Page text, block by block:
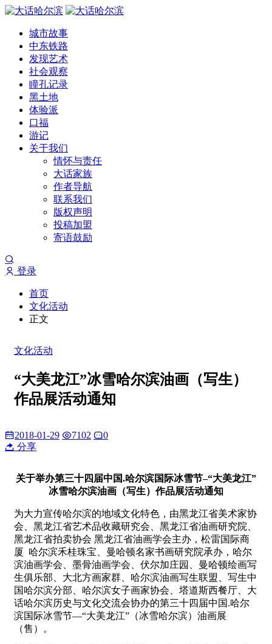
城市故事
中东铁路
发现艺术
社会观察
瞳孔记录
黑土地
体验派
口福
游记
关于我们
情怀与责任
大话家族
作者导航
联系我们
版权声明
投稿加盟
寄语鼓励
登录
首页
文化活动
正文
文化活动
“大美龙江”冰雪哈尔滨油画（写生）
作品展活动通知
2018-01-29 7102
0
分享
关于举办第三十四届中国.哈尔滨国际冰雪节–“大美龙江”
冰雪哈尔滨油画（写生）作品展活动通知
为大力宣传哈尔滨的地域文化特色，由黑龙江省美术家协
会、黑龙江省艺术品收藏研究会、黑龙江省油画研究院、
黑龙江省拍卖协会 黑龙江省油画学会主办，松雷国际商
厦 哈尔滨禾桂珠宝、曼哈顿名家书画研究院承办，哈尔
滨油画学会、墨骨油画学会、伏尔加庄园、曼哈顿绘画写
生俱乐部、大北方画家群、哈尔滨油画写生联盟、写生中
国哈尔滨分部、哈尔滨女子画家协会、塔道斯西餐厅、大
话哈尔滨历史与文化交流会协办的第三十四届中国.哈尔
滨国际冰雪节—“大美龙江”（冰雪哈尔滨）油画展
（售）。